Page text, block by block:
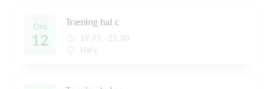
Ons
12
Træning hal c
19:45 - 21:30
Hal c